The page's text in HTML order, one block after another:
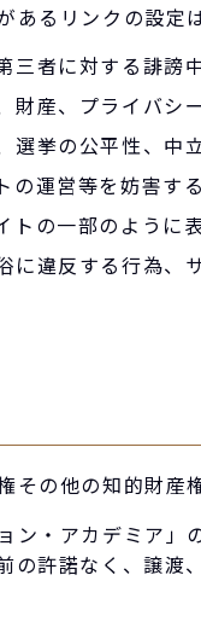
るリンクの設定
者に対する誹謗
産、プライバ
挙の公平性、
運営等を妨害す
の一部のよう
違反する行為、
の他の知的財産
・アカデミア
許諾なく、譲渡